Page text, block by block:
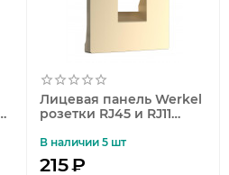
Лицевая панель Werkel
розетки RJ45 и RJ11
WL02-RJ-CP
4690389100406
В наличии 5 шт
215₽